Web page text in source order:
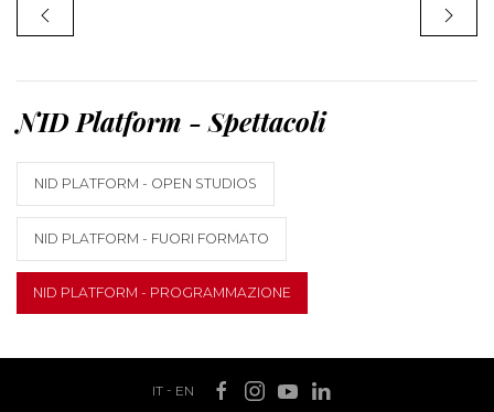
NID Platform - Spettacoli
NID PLATFORM - OPEN STUDIOS
NID PLATFORM - FUORI FORMATO
NID PLATFORM - PROGRAMMAZIONE
IT- EN